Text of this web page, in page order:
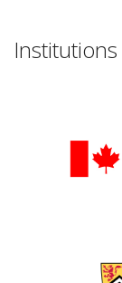
Institutions